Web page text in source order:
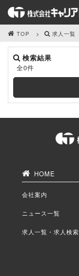
TOP 求人一覧
検索結果
全0件
HOME
会社案内
ニュース一覧
求人一覧・求人検索